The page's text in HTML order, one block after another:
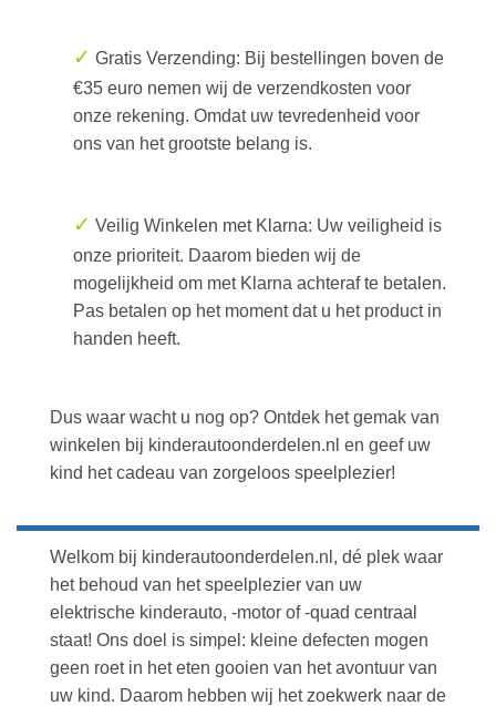
✓ Gratis Verzending: Bij bestellingen boven de
€35 euro nemen wij de verzendkosten voor
onze rekening. Omdat uw tevredenheid voor
ons van het grootste belang is.
✓ Veilig Winkelen met Klarna: Uw veiligheid is
onze prioriteit. Daarom bieden wij de
mogelijkheid om met Klarna achteraf te betalen.
Pas betalen op het moment dat u het product in
handen heeft.
Dus waar wacht u nog op? Ontdek het gemak van
winkelen bij kinderautoonderdelen.nl en geef uw
kind het cadeau van zorgeloos speelplezier!
Welkom bij kinderautoonderdelen.nl, dé plek waar
het behoud van het speelplezier van uw
elektrische kinderauto, -motor of -quad centraal
staat! Ons doel is simpel: kleine defecten mogen
geen roet in het eten gooien van het avontuur van
uw kind. Daarom hebben wij het zoekwerk naar de